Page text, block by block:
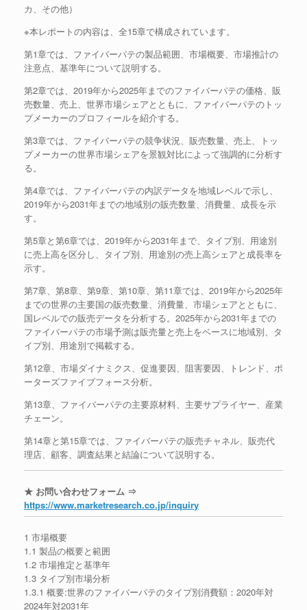
カ、その他）
※本レポートの内容は、全15章で構成されています。
第1章では、ファイバーパテの製品範囲、市場概要、市場推計の
注意点、基準年について説明する。
第2章では、2019年から2025年までのファイバーパテの価格、販
売数量、売上、世界市場シェアとともに、ファイバーパテのトッ
プメーカーのプロフィールを紹介する。
第3章では、ファイバーパテの競争状況、販売数量、売上、トッ
プメーカーの世界市場シェアを景観対比によって強調的に分析す
る。
第4章では、ファイバーパテの内訳データを地域レベルで示し、
2019年から2031年までの地域別の販売数量、消費量、成長を示
す。
第5章と第6章では、2019年から2031年まで、タイプ別、用途別
に売上高を区分し、タイプ別、用途別の売上高シェアと成長率を
示す。
第7章、第8章、第9章、第10章、第11章では、2019年から2025年
までの世界の主要国の販売数量、消費量、市場シェアとともに、
国レベルでの販売データを分析する。2025年から2031年までの
ファイバーパテの市場予測は販売量と売上をベースに地域別、タ
イプ別、用途別で掲載する。
第12章、市場ダイナミクス、促進要因、阻害要因、トレンド、ポ
ーターズファイブフォース分析。
第13章、ファイバーパテの主要原材料、主要サプライヤー、産業
チェーン。
第14章と第15章では、ファイバーパテの販売チャネル、販売代
理店、顧客、調査結果と結論について説明する。
★ お問い合わせフォーム ⇒
https://www.marketresearch.co.jp/inquiry
1 市場概要
1.1 製品の概要と範囲
1.2 市場推定と基準年
1.3 タイプ別市場分析
1.3.1 概要:世界のファイバーパテのタイプ別消費額：2020年対
2024年対2031年